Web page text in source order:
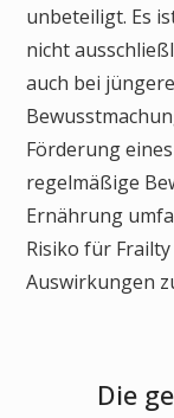
unbeteiligt. Es
nicht
auch bei
Förderung
regelmäßige
Ernährung
Risiko für
Auswirkungen
Die